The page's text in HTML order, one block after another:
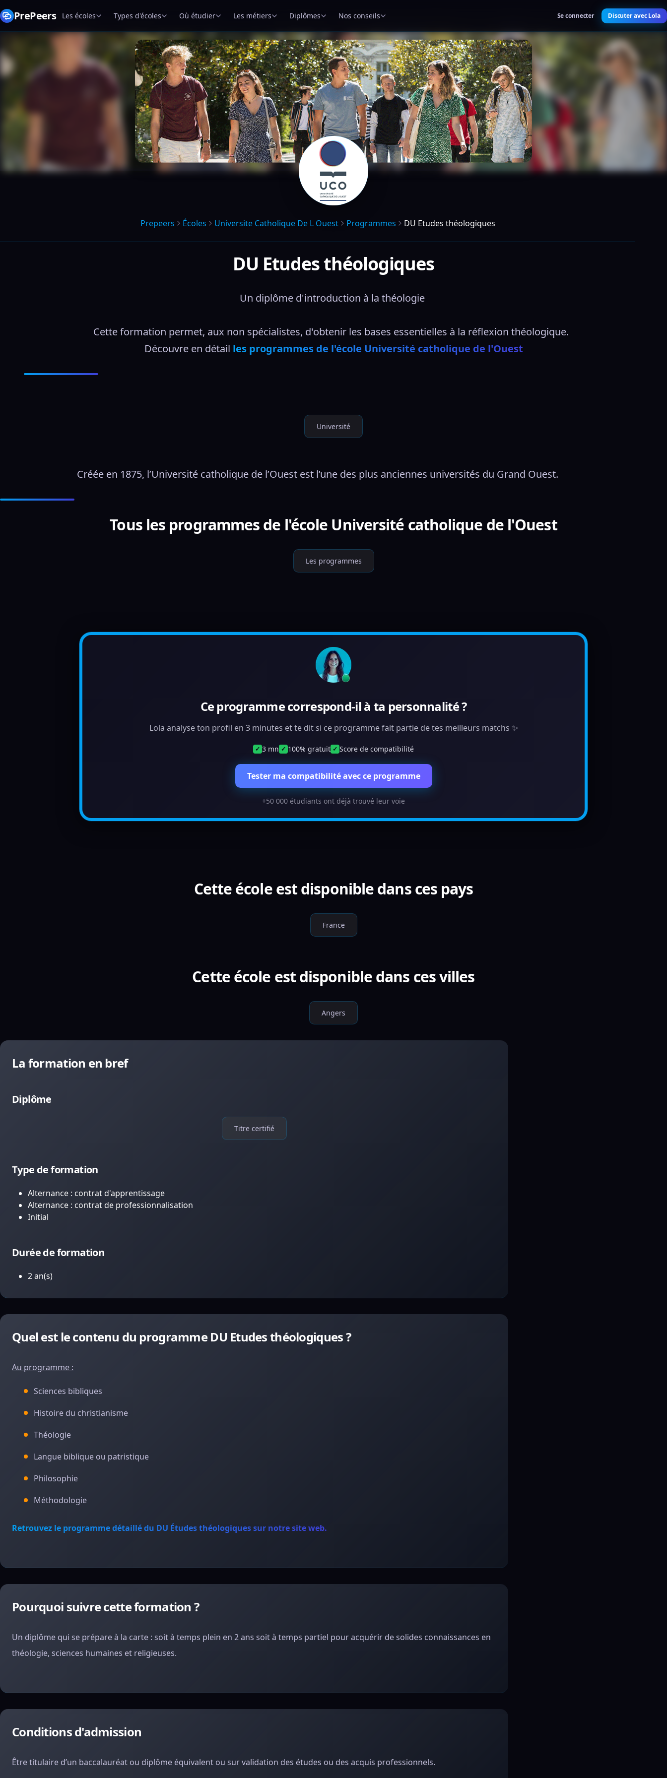
PrePeers Les écoles Types d'écoles Où étudier Les métiers Diplômes Nos conseils Se connecter Discuter avec Lola
Prepeers Écoles Universite Catholique De L Ouest Programmes DU Etudes théologiques
DU Etudes théologiques
Un diplôme d'introduction à la théologie
Cette formation permet, aux non spécialistes, d'obtenir les bases essentielles à la réflexion théologique.
Découvre en détail les programmes de l'école Université catholique de l'Ouest
Université
Créée en 1875, l’Université catholique de l’Ouest est l’une des plus anciennes universités du Grand Ouest.
Tous les programmes de l'école Université catholique de l'Ouest
Les programmes
Ce programme correspond-il à ta personnalité ?
Lola analyse ton profil en 3 minutes et te dit si ce programme fait partie de tes meilleurs matchs ✨
✓ 3 mn ✓ 100% gratuit ✓ Score de compatibilité
Tester ma compatibilité avec ce programme
+50 000 étudiants ont déjà trouvé leur voie
Cette école est disponible dans ces pays
France
Cette école est disponible dans ces villes
Angers
La formation en bref
Diplôme
Titre certifié
Type de formation
Alternance : contrat d'apprentissage
Alternance : contrat de professionnalisation
Initial
Durée de formation
2 an(s)
Quel est le contenu du programme DU Etudes théologiques ?
Au programme :
Sciences bibliques
Histoire du christianisme
Théologie
Langue biblique ou patristique
Philosophie
Méthodologie
Retrouvez le programme détaillé du DU Études théologiques sur notre site web.
Pourquoi suivre cette formation ?
Un diplôme qui se prépare à la carte : soit à temps plein en 2 ans soit à temps partiel pour acquérir de solides connaissances en
théologie, sciences humaines et religieuses.
Conditions d'admission
Être titulaire d’un baccalauréat ou diplôme équivalent ou sur validation des études ou des acquis professionnels.